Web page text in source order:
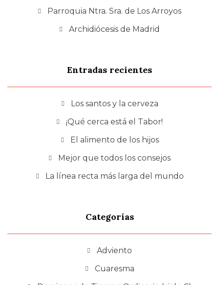
Parroquia Ntra. Sra. de Los Arroyos
Archidiócesis de Madrid
Entradas recientes
Los santos y la cerveza
¡Qué cerca está el Tabor!
El alimento de los hijos
Mejor que todos los consejos
La línea recta más larga del mundo
Categorías
Adviento
Cuaresma